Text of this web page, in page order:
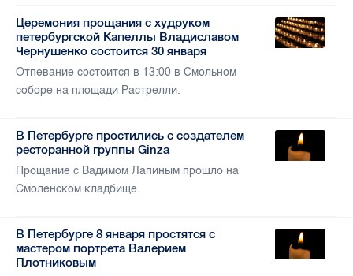
Церемония прощания с худруком
петербургской Капеллы Владиславом
Чернушенко состоится 30 января
Отпевание состоится в 13:00 в Смольном
соборе на площади Растрелли.
В Петербурге простились с создателем
ресторанной группы Ginza
Прощание с Вадимом Лапиным прошло на
Смоленском кладбище.
В Петербурге 8 января простятся с
мастером портрета Валерием
Плотниковым